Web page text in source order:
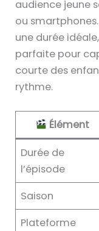
audience jeune
ou
une durée
parfaite pour
courte des
rythme.
Élément
Durée de
l’épisode
Saison
Plateforme